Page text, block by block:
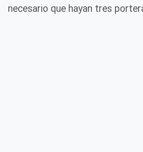
necesario que hayan tres